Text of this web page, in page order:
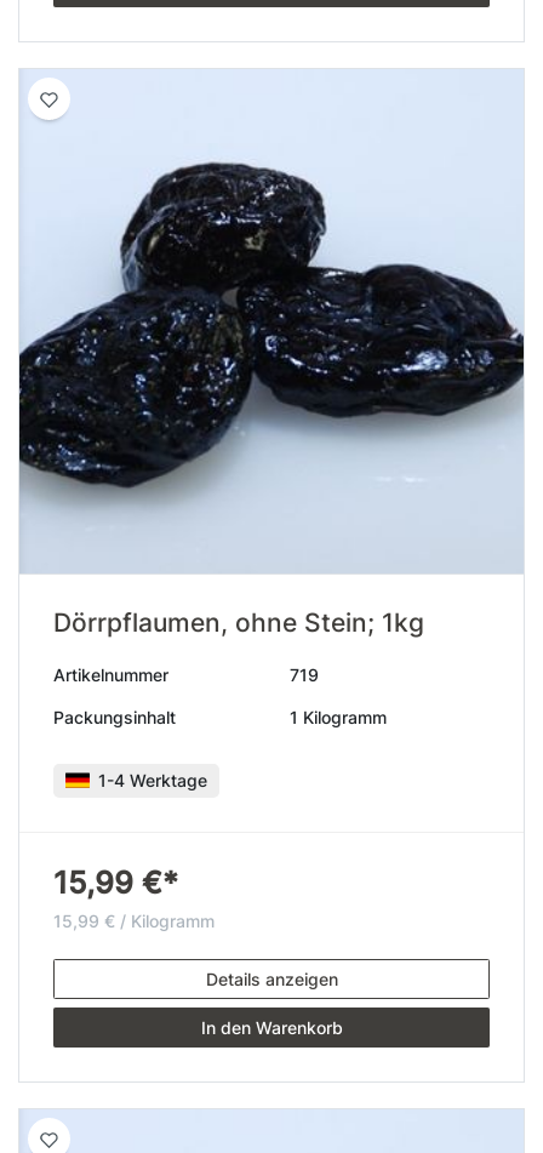
Dörrpflaumen, ohne Stein; 1kg
Artikelnummer 719
Packungsinhalt 1 Kilogramm
1-4 Werktage
15,99 €*
15,99 € / Kilogramm
Details anzeigen
In den Warenkorb